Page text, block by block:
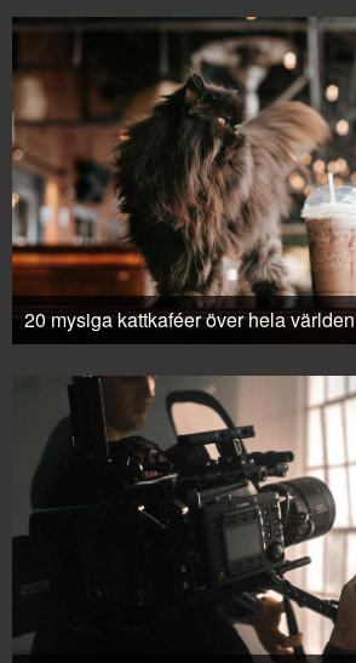
20 mysiga kattkaféer över hela världen